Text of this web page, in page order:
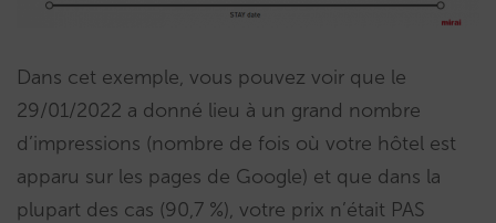
Dans cet exemple, vous pouvez voir que le
29/01/2022 a donné lieu à un grand nombre
d’impressions (nombre de fois où votre hôtel est
apparu sur les pages de Google) et que dans la
plupart des cas (90,7 %), votre prix n’était PAS